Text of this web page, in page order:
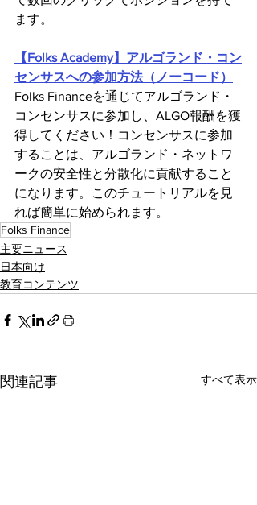
ます。
【Folks Academy】アルゴランド・コン
センサスへの参加方法（ノーコード）
Folks Financeを通じてアルゴランド・
コンセンサスに参加し、ALGO報酬を獲
得してください！コンセンサスに参加
することは、アルゴランド・ネットワ
ークの安全性と分散化に貢献すること
になります。このチュートリアルを見
れば簡単に始められます。
Folks Finance
主要ニュース
日本向け
教育コンテンツ
関連記事 すべて表示